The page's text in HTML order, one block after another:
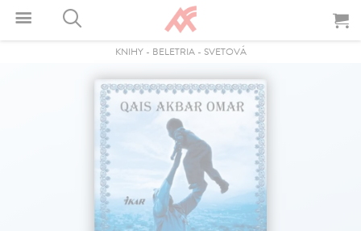
KNIHY- BELETRIA- SVETOVÁ